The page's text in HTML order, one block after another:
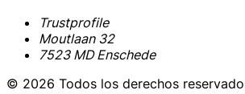
Trustprofile
Moutlaan 32
7523 MD Enschede
© 2026 Todos los derechos